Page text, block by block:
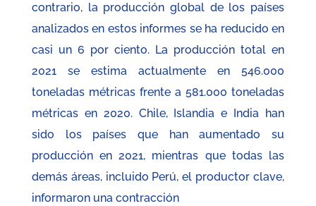
contrario, la producción global de los países
analizados en estos informes se ha reducido en
casi un 6 por ciento. La producción total en
2021 se estima actualmente en 546.000
toneladas métricas frente a 581.000 toneladas
métricas en 2020. Chile, Islandia e India han
sido los países que han aumentado su
producción en 2021, mientras que todas las
demás áreas, incluido Perú, el productor clave,
informaron una contracción